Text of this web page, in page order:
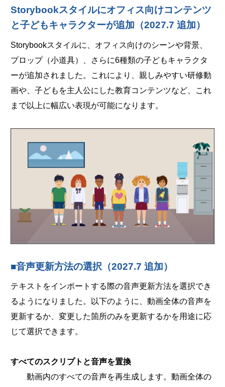
Storybookスタイルにオフィス向けコンテンツ
と子どもキャラクターが追加（2027.7 追加）
Storybookスタイルに、オフィス向けのシーンや背景、
プロップ（小道具）、さらに6種類の子どもキャラクタ
ーが追加されました。これにより、親しみやすい研修動
画や、子どもを主人公にした教育コンテンツなど、これ
まで以上に幅広い表現が可能になります。
■音声更新方法の選択（2027.7 追加）
テキストをインポートする際の音声更新方法を選択でき
るようになりました。以下のように、動画全体の音声を
更新するか、変更した箇所のみを更新するかを用途に応
じて選択できます。
すべてのスクリプトと音声を置換
動画内のすべての音声を再生成します。動画全体の